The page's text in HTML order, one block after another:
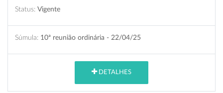
Status: Vigente
Súmula: 10ª reunião ordinária - 22/04/25
DETALHES